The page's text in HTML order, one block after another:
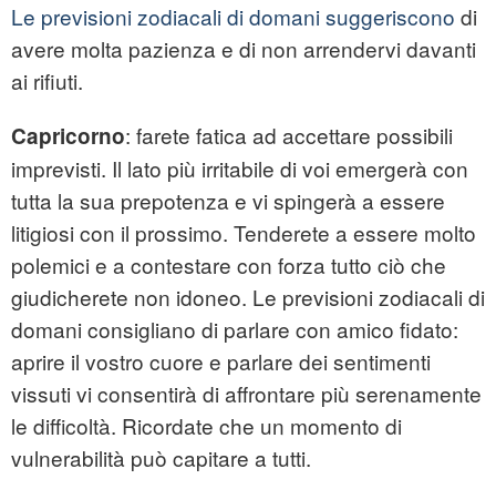
Le previsioni zodiacali di domani suggeriscono di
avere molta pazienza e di non arrendervi davanti
ai rifiuti.
Capricorno: farete fatica ad accettare possibili
imprevisti. Il lato più irritabile di voi emergerà con
tutta la sua prepotenza e vi spingerà a essere
litigiosi con il prossimo. Tenderete a essere molto
polemici e a contestare con forza tutto ciò che
giudicherete non idoneo. Le previsioni zodiacali di
domani consigliano di parlare con amico fidato:
aprire il vostro cuore e parlare dei sentimenti
vissuti vi consentirà di affrontare più serenamente
le difficoltà. Ricordate che un momento di
vulnerabilità può capitare a tutti.